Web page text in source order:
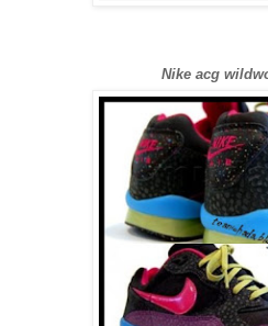
Nike acg